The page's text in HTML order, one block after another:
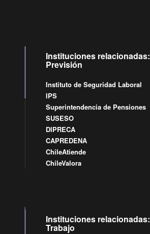
Instituciones relacionadas:
Previsión
Instituto de Seguridad Laboral
IPS
Superintendencia de Pensiones
SUSESO
DIPRECA
CAPREDENA
ChileAtiende
ChileValora
Instituciones relacionadas:
Trabajo